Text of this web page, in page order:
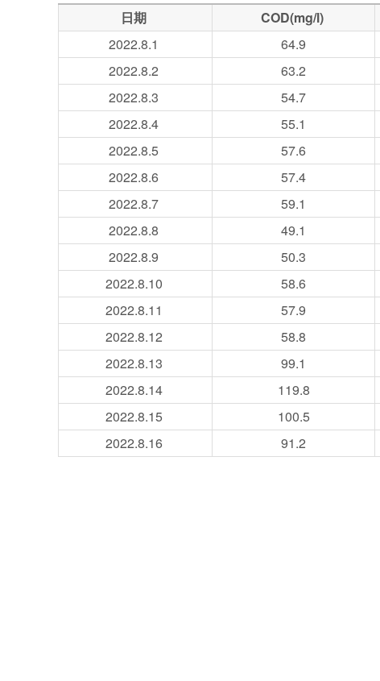
日期 COD(mg/l)
2022.8.1
64.9
2022.8.2 63.2
2022.8.3 54.7
2022.8.4 55.1
2022.8.5 57.6
2022.8.6 57.4
2022.8.7 59.1
2022.8.8 49.1
2022.8.9 50.3
2022.8.10 58.6
2022.8.11 57.9
2022.8.12 58.8
2022.8.13 99.1
2022.8.14 119.8
2022.8.15 100.5
2022.8.16 91.2